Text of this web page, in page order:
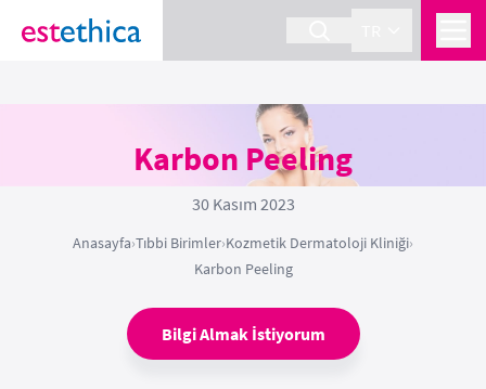
Karbon Peeling
30 Kasım 2023
Anasayfa›Tıbbi Birimler›Kozmetik Dermatoloji Kliniği›
Karbon Peeling
Bilgi Almak İstiyorum